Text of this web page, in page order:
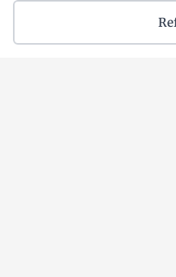
Les seules publications de
Média Palestine sont notre
l'Agence. Les autres articles